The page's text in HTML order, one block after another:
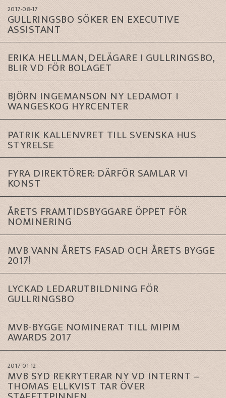
2017-08-17
GULLRINGSBO SÖKER EN EXECUTIVE
ASSISTANT
ERIKA HELLMAN, DELÄGARE I GULLRINGSBO,
BLIR VD FÖR BOLAGET
BJÖRN INGEMANSON NY LEDAMOT I
WANGESKOG HYRCENTER
PATRIK KALLENVRET TILL SVENSKA HUS
STYRELSE
FYRA DIREKTÖRER: DÄRFÖR SAMLAR VI
KONST
ÅRETS FRAMTIDSBYGGARE ÖPPET FÖR
NOMINERING
MVB VANN ÅRETS FASAD OCH ÅRETS BYGGE
2017!
LYCKAD LEDARUTBILDNING FÖR
GULLRINGSBO
MVB-BYGGE NOMINERAT TILL MIPIM
AWARDS 2017
2017-01-12
MVB SYD REKRYTERAR NY VD INTERNT –
THOMAS ELLKVIST TAR ÖVER